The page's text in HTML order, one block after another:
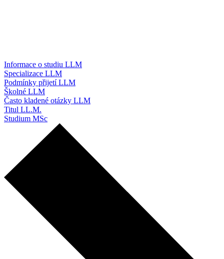
Informace o studiu LLM
Specializace LLM
Podmínky přijetí LLM
Školné LLM
Často kladené otázky LLM
Titul LL.M.
Studium MSc